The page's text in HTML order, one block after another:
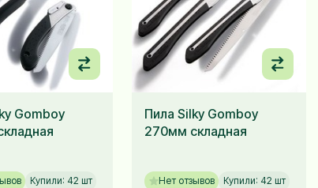
Gomboy
Купили: 42 шт
Пила Silky Gomboy
270мм складная
Нет отзывов Купили: 42 шт